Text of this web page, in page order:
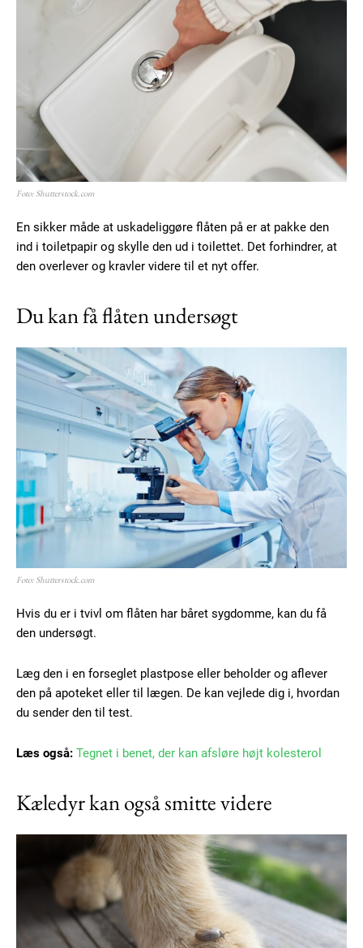
Subscription Plans
Free limited access
Gratis
Praesent euismod ac
Nullam eu erat condimentum
Member full access
Foto: Shutterstock.com
En sikker måde at uskadeliggøre flåten på er at pakke den
ind i toiletpapir og skylle den ud i toilettet. Det forhindrer, at
den overlever og kravler videre til et nyt offer.
Du kan få flåten undersøgt
Foto: Shutterstock.com
Hvis du er i tvivl om flåten har båret sygdomme, kan du få
den undersøgt.
Læg den i en forseglet plastpose eller beholder og aflever
den på apoteket eller til lægen. De kan vejlede dig i, hvordan
du sender den til test.
Læs også: Tegnet i benet, der kan afsløre højt kolesterol
Kæledyr kan også smitte videre